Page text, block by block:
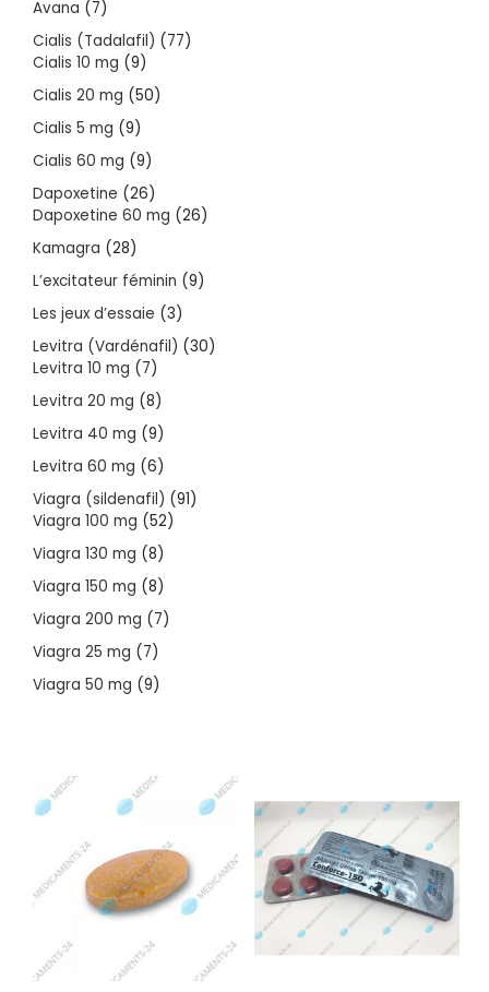
Avana 77
products
Cialis (Tadalafil) 7777
Cialis 10 mg 99
products
Cialis 20 mg 5050
Cialis 5 mg 99
products
Cialis 60 mg 99
products
Dapoxetine 2626
products
Dapoxetine 60 mg 2626
Kamagra 2828
products
L’excitateur féminin 99
Les jeux d’essaie 33
products
Levitra (Vardénafil) 3030
Levitra 10 mg 77
products
Levitra 20 mg 88
products
Levitra 40 mg 99
products
Levitra 60 mg 66
products
Viagra (sildenafil) 9191
Viagra 100 mg 5252
Viagra 130 mg 88
products
Viagra 150 mg 88
products
Viagra 200 mg 77
Viagra 25 mg 77
products
Viagra 50 mg 99